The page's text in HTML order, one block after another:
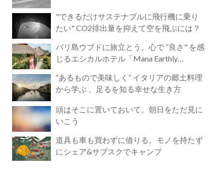
"できるだけサステナブルに飛行機に乗り
たい" CO2排出量を抑えて空を飛ぶには？
バリ島ウブドに旅立とう。心で ”良さ" を感
じるエシカルホテル「Mana Earthly
“あるもので美味しく” イタリアの郷土料理
から学ぶ 、足るを知る幸せな生き方
頭はそこに置いておいて。朝日をただ見に
いこう
道具も車も買わずに借りる。モノを持たず
にシェア&サブスクでキャンプ